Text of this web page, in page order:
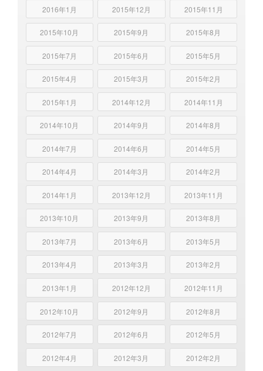
2016年1月 2015年12月 2015年11月
2015年10月 2015年9月 2015年8月
2015年7月 2015年6月 2015年5月
2015年4月 2015年3月 2015年2月
2015年1月 2014年12月 2014年11月
2014年10月 2014年9月 2014年8月
2014年7月 2014年6月 2014年5月
2014年4月 2014年3月 2014年2月
2014年1月 2013年12月 2013年11月
2013年10月 2013年9月 2013年8月
2013年7月 2013年6月 2013年5月
2013年4月 2013年3月 2013年2月
2013年1月 2012年12月 2012年11月
2012年10月 2012年9月 2012年8月
2012年7月 2012年6月 2012年5月
2012年4月 2012年3月 2012年2月